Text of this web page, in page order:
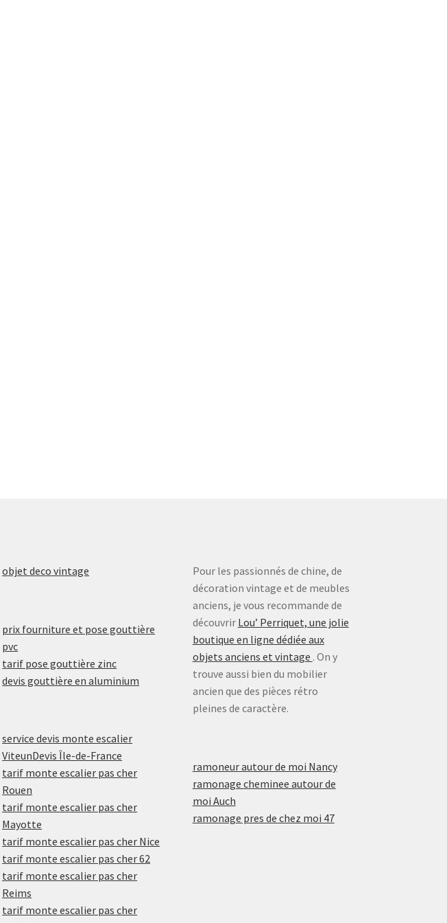
objet deco vintage
prix fourniture et pose gouttière
pvc
tarif pose gouttière zinc
devis gouttière en aluminium
service devis monte escalier
ViteunDevis Île-de-France
tarif monte escalier pas cher
Rouen
tarif monte escalier pas cher
Mayotte
tarif monte escalier pas cher Nice
tarif monte escalier pas cher 62
tarif monte escalier pas cher
Reims
tarif monte escalier pas cher
Pour les passionnés de chine, de
décoration vintage et de meubles
anciens, je vous recommande de
découvrir Lou’ Perriquet, une jolie
boutique en ligne dédiée aux
objets anciens et vintage . On y
trouve aussi bien du mobilier
ancien que des pièces rétro
pleines de caractère.
ramoneur autour de moi Nancy
ramonage cheminee autour de
moi Auch
ramonage pres de chez moi 47